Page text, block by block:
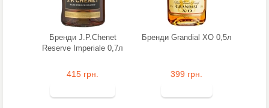
Бренди J.P.Chenet
Reserve Imperiale 0,7л
415 грн.
Бренди Grandial XO 0,5л
399 грн.